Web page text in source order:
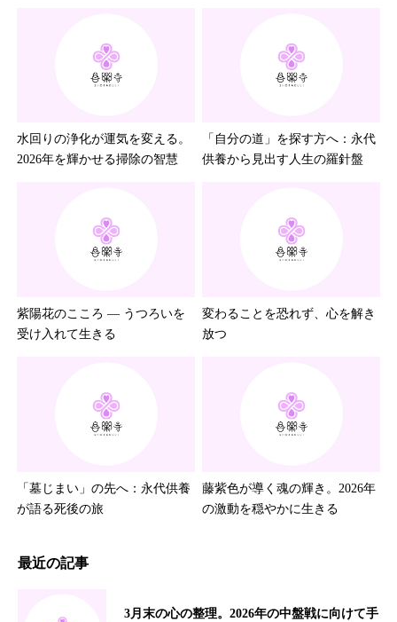
水回りの浄化が運気を変える。
2026年を輝かせる掃除の智慧
「自分の道」を探す方へ：永代
供養から見出す人生の羅針盤
紫陽花のこころ ― うつろいを
受け入れて生きる
変わることを恐れず、心を解き
放つ
「墓じまい」の先へ：永代供養
が語る死後の旅
藤紫色が導く魂の輝き。2026年
の激動を穏やかに生きる
最近の記事
3月末の心の整理。2026年の中盤戦に向けて手